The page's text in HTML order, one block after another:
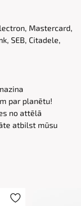
Mastercard,
SEB, Citadele,
par planētu!
no attēlā
atbilst mūsu